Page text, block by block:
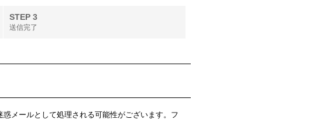
STEP 3
送信完了
メールとして処理される可能性がございます。フ